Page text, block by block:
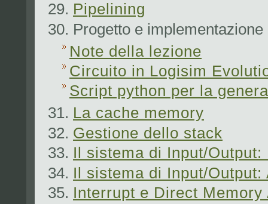
Pipelining
Progetto e
Note della lezione
Circuito in Logisim
Script python per la
La cache memory
Gestione dello stack
Il sistema di Input/
Il sistema di Input/Output:
Interrupt e Direct Memory